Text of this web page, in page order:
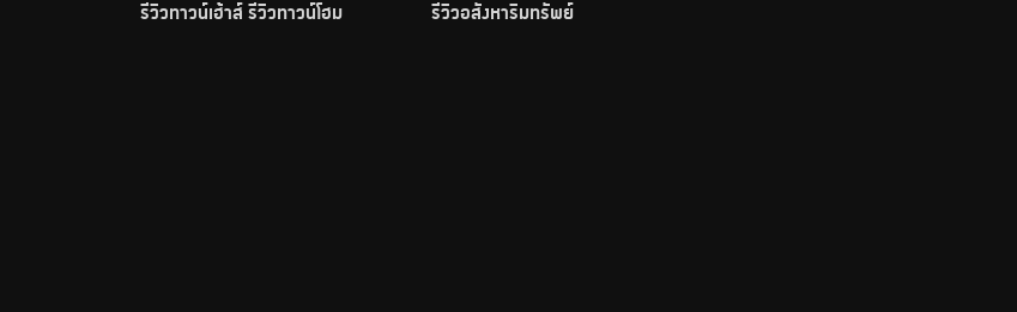
รีวิวทาวน์เฮ้าส์ รีวิวทาวน์โฮม
รีวิวอสังหาริมทรัพย์